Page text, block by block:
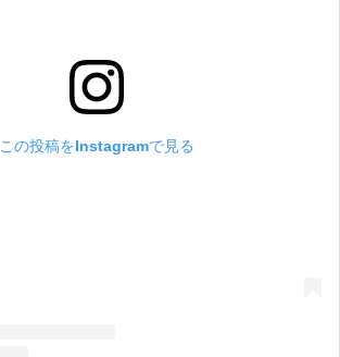
この投稿をInstagramで見る